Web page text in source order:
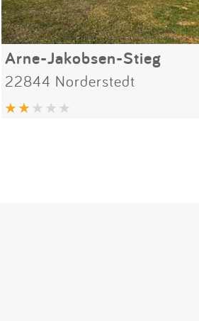
Arne-Jakobsen-Stieg
22844 Norderstedt